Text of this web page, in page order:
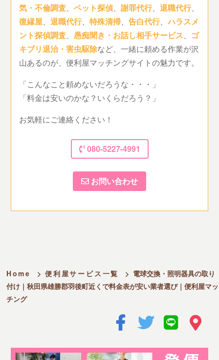
気・不倫調査、ペット探偵、謝罪代行、退職代行、
復縁屋、退職代行、特殊清掃、告白代行、ハラスメ
ント探偵調査、愚痴聞き・お話し相手サービス、 ゴ
キブリ退治・害虫駆除など、一緒に頼める作業が沢
山あるのが、便利屋マッチングサイトの魅力です。
「こんなこと頼めないだろうな・・・」
「料金は安いのかな？いくらだろう？」
お気軽にご連絡ください！
080-5227-4991
お問い合わせ
Home > 便利屋サービス一覧 > 電球交換・照明器具の取り
付け｜秋田県雄勝郡羽後町近くで料金表が安い業者選び｜便利屋マッ
チング